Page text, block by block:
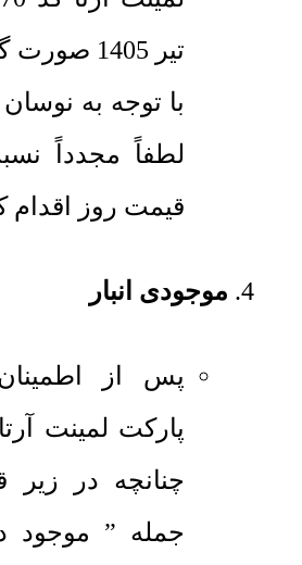
تیر 1405
با توجه به
لطفاً مجدداً
قیمت روز اقدام
موجودی انبار
پس از
چنانچه در
جمله ” موجود